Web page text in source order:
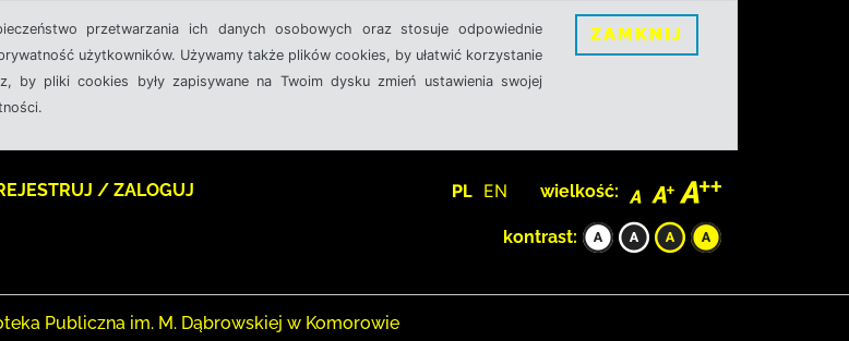
przetwarzania ich danych osobowych oraz stosuje odpowiednie
użytkowników. Używamy także plików cookies, by ułatwić korzystanie
pliki cookies były zapisywane na Twoim dysku zmień ustawienia swojej
ZAMKNIJ
/ ZALOGUJ PL EN wielkość:
kontrast:
Publiczna im. M. Dąbrowskiej w Komorowie